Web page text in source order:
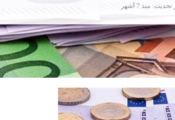
تحديث منذ 7 أشهر